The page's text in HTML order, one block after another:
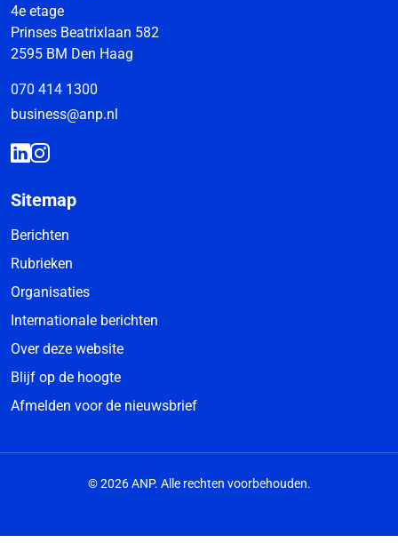
4e etage
Prinses Beatrixlaan 582
2595 BM Den Haag
070 414 1300
business@anp.nl
Sitemap
Berichten
Rubrieken
Organisaties
Internationale berichten
Over deze website
Blijf op de hoogte
Afmelden voor de nieuwsbrief
© 2026 ANP. Alle rechten voorbehouden.